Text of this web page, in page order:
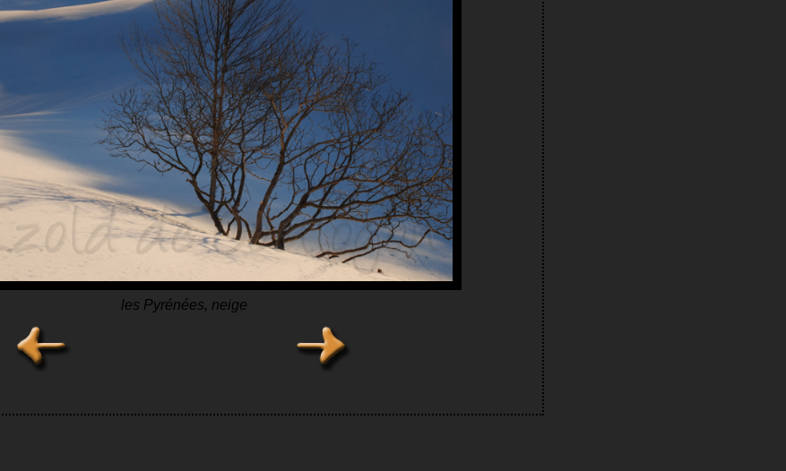
les Pyrénées, neige